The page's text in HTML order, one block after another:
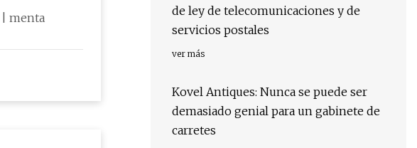
El Gabinete aprueba un nuevo proyecto de ley de telecomunicaciones y de servicios postales | menta
de ley de telecomunicaciones y de
servicios postales
ver más
Kovel Antiques: Nunca se puede ser
demasiado genial para un gabinete de
carretes